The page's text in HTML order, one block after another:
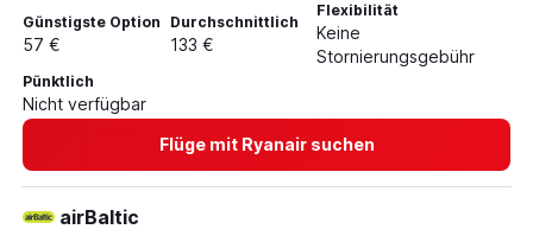
Flüge von Münster nach Wilna
Flüge von Bremen nach Wilna
Flüge von Hannover nach Wilna
Flüge von München nach Palanga
Flüge von Friedrichshafen nach Wilna
Flüge von Düsseldorf nach Kauen
Flüge von Stuttgart nach Kauen
Günstigste Option
57 €
Durchschnittlich
133 €
Flexibilität
Keine
Stornierungsgebühr
Pünktlich
Nicht verfügbar
Flüge mit Ryanair suchen
airBaltic